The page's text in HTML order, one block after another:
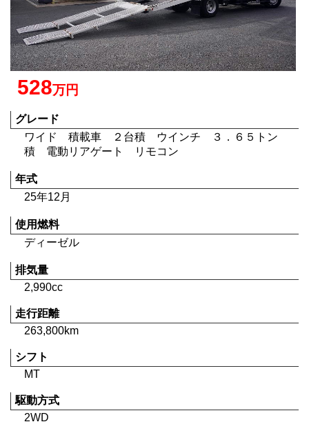
528万円
グレード
ワイド 積載車 ２台積 ウインチ ３．６５トン
積 電動リアゲート リモコン
年式
25年12月
使用燃料
ディーゼル
排気量
2,990cc
走行距離
263,800km
シフト
MT
駆動方式
2WD